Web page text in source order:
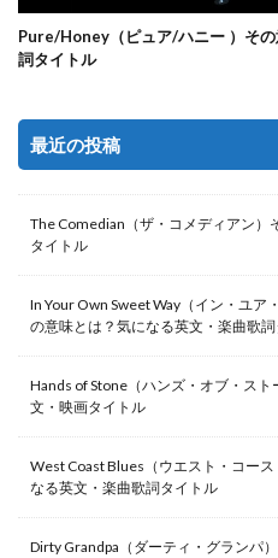
Pure/Honey（ピュア/ハニー ）そ
詞タイトル
最近の投稿
The Comedian（ザ・コメディアン）
タイトル
In Your Own Sweet Way（イン・ユア
の意味とは？気になる英文・楽曲歌
Hands of Stone（ハンズ・オブ・ス
文・映画タイトル
West Coast Blues（ウエスト・コー
なる英文・楽曲歌詞タイトル
Dirty Grandpa（ダーティ・グランパ